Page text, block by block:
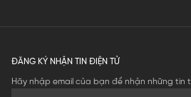
ĐĂNG KÝ NHẬN TIN ĐIỆN TỬ
Hãy nhập email của bạn để nhận những tin